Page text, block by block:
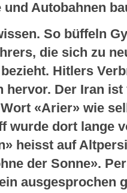
Autobahnen
So büffeln
die sich zu
Hitlers
hervor. Der Iran
«Arier» wie
wurde dort lange
heisst auf
der Sonne».
ausgesprochen